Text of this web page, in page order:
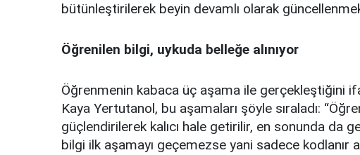
bütünleştirilerek beyin devamlı olarak
Öğrenilen bilgi, uykuda belleğe alınıyor
Öğrenmenin kabaca üç aşama ile gerçekleştiğini
Kaya Yertutanol, bu aşamaları şöyle sıraladı:
güçlendirilerek kalıcı hale getirilir, en sonunda da
bilgi ilk aşamayı geçemezse yani sadece